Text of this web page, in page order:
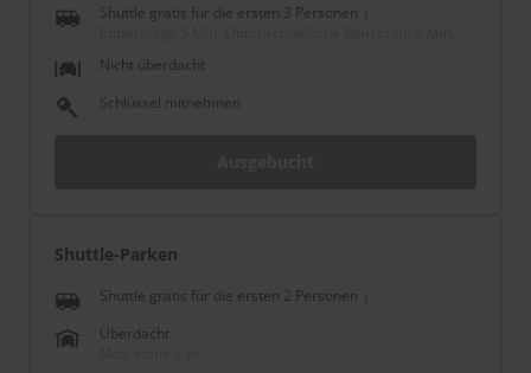
Shuttle gratis für die ersten 3 Personen
Nicht überdacht
Schlüssel mitnehmen
Shuttle-Parken
Shuttle gratis für die ersten 2 Personen
Überdacht